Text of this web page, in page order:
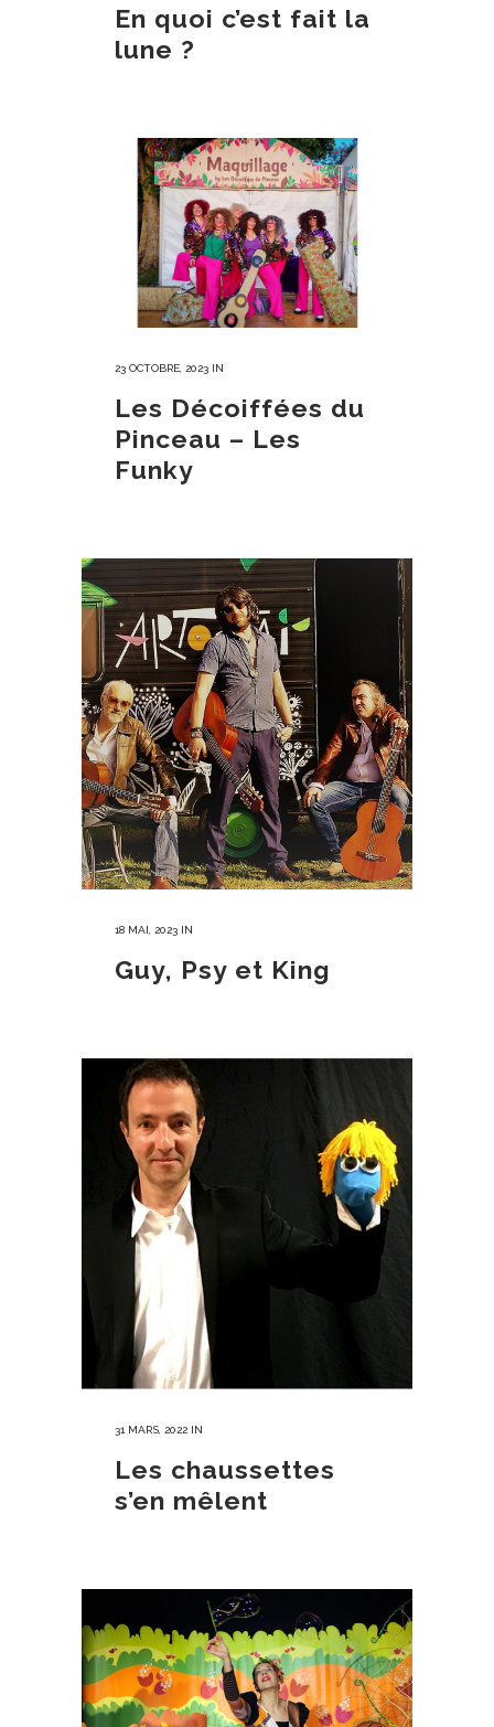
En quoi c’est fait la
lune ?
23 OCTOBRE, 2023 IN
Les Décoiffées du
Pinceau – Les
Funky
18 MAI, 2023 IN
Guy, Psy et King
31 MARS, 2022 IN
Les chaussettes
s’en mêlent